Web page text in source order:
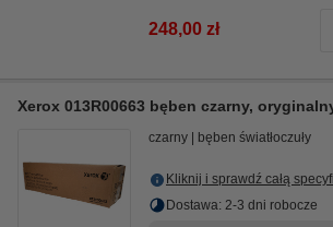
248,00 zł
Xerox 013R00663 bęben czarny,
czarny bęben światłoczuły
Kliknij i sprawdź całą
Dostawa: 2-3 dni robocze